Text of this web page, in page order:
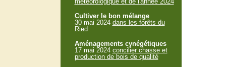
Cultiver le bon mélange
30 mai 2024 dans les forêts du
Ried
Aménagements cynégétiques
17 mai 2024 concilier chasse et
production de bois de qualité